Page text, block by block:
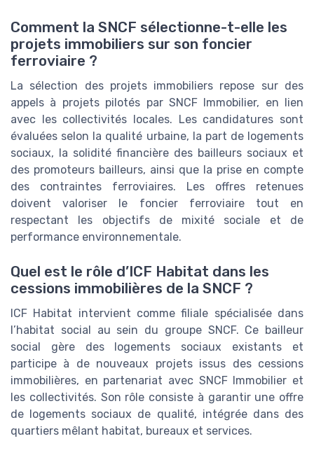
Comment la SNCF sélectionne-t-elle les
projets immobiliers sur son foncier
ferroviaire ?
La sélection des projets immobiliers repose sur des
appels à projets pilotés par SNCF Immobilier, en lien
avec les collectivités locales. Les candidatures sont
évaluées selon la qualité urbaine, la part de logements
sociaux, la solidité financière des bailleurs sociaux et
des promoteurs bailleurs, ainsi que la prise en compte
des contraintes ferroviaires. Les offres retenues
doivent valoriser le foncier ferroviaire tout en
respectant les objectifs de mixité sociale et de
performance environnementale.
Quel est le rôle d’ICF Habitat dans les
cessions immobilières de la SNCF ?
ICF Habitat intervient comme filiale spécialisée dans
l’habitat social au sein du groupe SNCF. Ce bailleur
social gère des logements sociaux existants et
participe à de nouveaux projets issus des cessions
immobilières, en partenariat avec SNCF Immobilier et
les collectivités. Son rôle consiste à garantir une offre
de logements sociaux de qualité, intégrée dans des
quartiers mêlant habitat, bureaux et services.